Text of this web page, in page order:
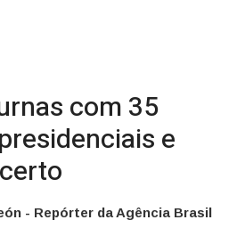
com 35
e
- Repórter da Agência Brasil